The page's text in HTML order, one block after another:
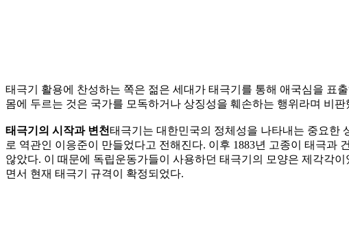
태극기 활용에 찬성하는 쪽은 젊은 세대가 태극기를 통해 애국심을 표
몸에 두르는 것은 국가를 모독하거나 상징성을 훼손하는 행위라며 비판
태극기의 시작과 변천태극기는 대한민국의 정체성을 나타내는 중요한
로 역관인 이응준이 만들었다고 전해진다. 이후 1883년 고종이 태극과
않았다. 이 때문에 독립운동가들이 사용하던 태극기의 모양은 제각각
면서 현재 태극기 규격이 확정되었다.